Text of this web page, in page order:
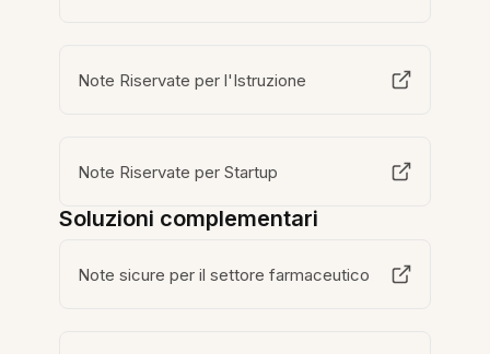
Note Riservate per l'Istruzione
Note Riservate per Startup
Soluzioni complementari
Note sicure per il settore farmaceutico